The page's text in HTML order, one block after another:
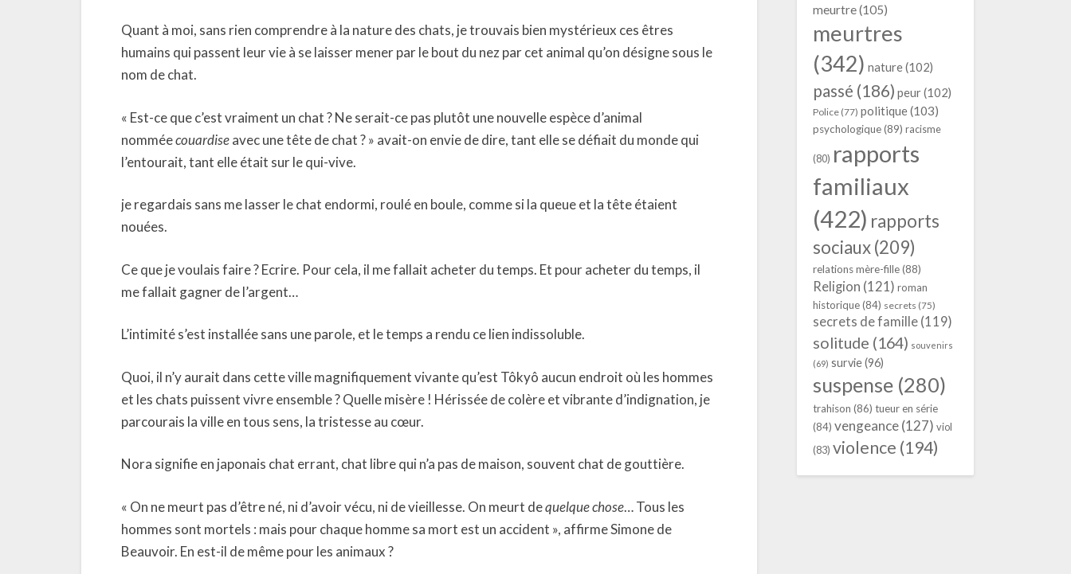
Quant à moi, sans rien comprendre à la nature des chats, je trouvais bien mystérieux ces êtres
humains qui passent leur vie à se laisser mener par le bout du nez par cet animal qu’on désigne sous le
nom de chat.
« Est-ce que c’est vraiment un chat ? Ne serait-ce pas plutôt une nouvelle espèce d’animal
nomméecouardiseavec une tête de chat ? » avait-on envie de dire, tant elle se défiait du monde qui
l’entourait, tant elle était sur le qui-vive.
je regardais sans me lasser le chat endormi, roulé en boule, comme si la queue et la tête étaient
nouées.
Ce que je voulais faire ? Ecrire. Pour cela, il me fallait acheter du temps. Et pour acheter du temps, il
me fallait gagner de l’argent…
L’intimité s’est installée sans une parole, et le temps a rendu ce lien indissoluble.
Quoi, il n’y aurait dans cette ville magnifiquement vivante qu’est Tôkyô aucun endroit où les hommes
et les chats puissent vivre ensemble ? Quelle misère ! Hérissée de colère et vibrante d’indignation, je
parcourais la ville en tous sens, la tristesse au cœur.
Nora signifie en japonais chat errant, chat libre qui n’a pas de maison, souvent chat de gouttière.
« On ne meurt pas d’être né, ni d’avoir vécu, ni de vieillesse. On meurt dequelque chose… Tous les
hommes sont mortels : mais pour chaque homme sa mort est un accident », affirme Simone de
Beauvoir. En est-il de même pour les animaux ?
meurtre(105)
meurtres
(342) nature(102)
passé (186) peur(102)
Police(77) politique(103)
psychologique(89) racisme
(80) rapports
familiaux
(422) rapports
sociaux(209)
relations mère-fille(88)
Religion (121) roman
historique(84) secrets (75)
secrets de famille(119)
solitude (164) souvenirs
(69) survie(96)
suspense(280)
trahison (86) tueur en série
(84) vengeance(127) viol
(83) violence (194)